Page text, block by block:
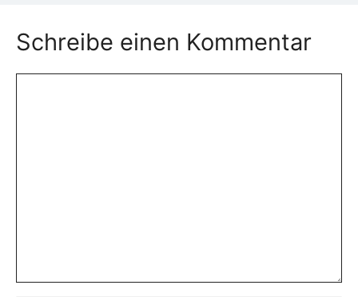
Schreibe einen Kommentar